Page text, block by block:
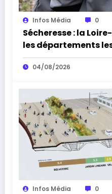
Infos Média 0
Sécheresse : la
les départements
alerte l’Office
biodiversité
04/08/2026
Infos Média 0